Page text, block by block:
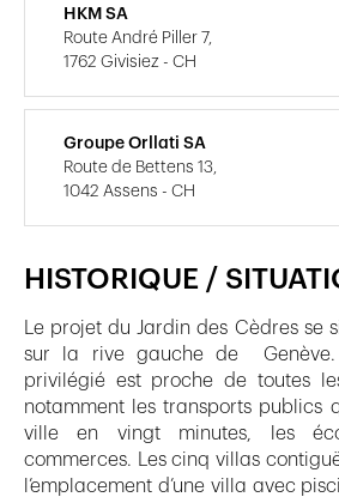
HISTORIQUE /
Le projet du Jardin des Cèdres se
sur la rive gauche de Genève.
privilégié est proche de toutes
notamment les transports publics
ville en vingt minutes, les
commerces. Les cinq villas
l’emplacement d’une villa avec
HKM SA
Route André Piller 7,
1762 Givisiez - CH
Groupe Orllati SA
Route de Bettens 13,
1042 Assens - CH